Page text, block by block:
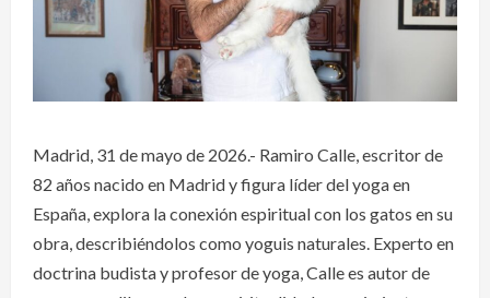
Madrid, 31 de mayo de 2026.- Ramiro Calle, escritor de
82 años nacido en Madrid y figura líder del yoga en
España, explora la conexión espiritual con los gatos en su
obra, describiéndolos como yoguis naturales. Experto en
doctrina budista y profesor de yoga, Calle es autor de